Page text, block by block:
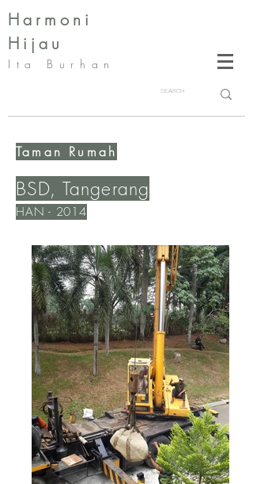
Harmoni
Hijau
Ita Burhan
Taman Rumah
BSD, Tangerang
HAN - 2014